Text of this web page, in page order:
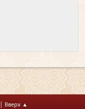
| Вверх ▲